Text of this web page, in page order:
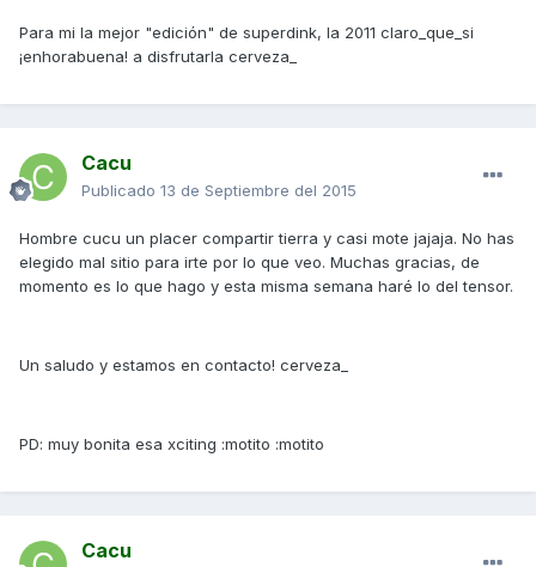
Para mi la mejor "edición" de superdink, la 2011 claro_que_si
¡enhorabuena! a disfrutarla cerveza_
Cacu
Publicado 13 de Septiembre del 2015
Hombre cucu un placer compartir tierra y casi mote jajaja. No has
elegido mal sitio para irte por lo que veo. Muchas gracias, de
momento es lo que hago y esta misma semana haré lo del tensor.
Un saludo y estamos en contacto! cerveza_
PD: muy bonita esa xciting :motito :motito
Cacu